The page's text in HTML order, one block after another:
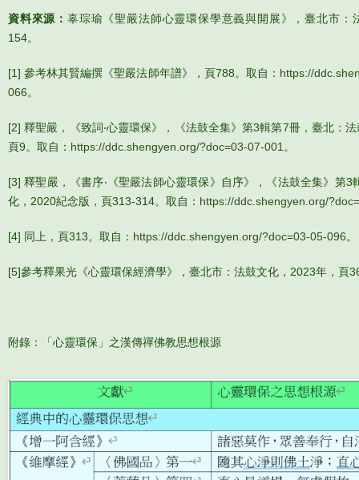
資料來源：辜琮瑜《聖嚴法師心靈環保學意義與開展》，臺北市：
154。
[1] 參考林其賢編撰《聖嚴法師年譜》，頁788。取自： https://
066。
[2] 釋聖嚴，《致詞‧心靈環保》，《法鼓全集》第3輯第7冊，臺北：
頁9。取自： https://ddc.shengyen.org/?doc=03-07-001 。
[3] 釋聖嚴，《書序‧《聖嚴法師心靈環保》自序》，《法鼓全集》第3
化，2020紀念版，頁313-314。取自： https://ddc.shengyen.org/
[4] 同上，頁313。取自： https://ddc.shengyen.org/?doc=03-05-096。
[5]參考釋果光《心靈環保經濟學》，臺北市：法鼓文化，2023年，頁
附錄：「心靈環保」之漢傳禪佛教思想根源